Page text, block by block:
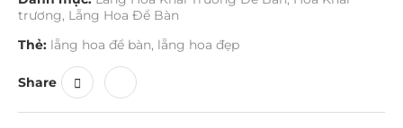
trương, Lẵng Hoa Để Bàn
Thẻ: lẵng hoa để bàn, lẵng hoa đẹp
Share